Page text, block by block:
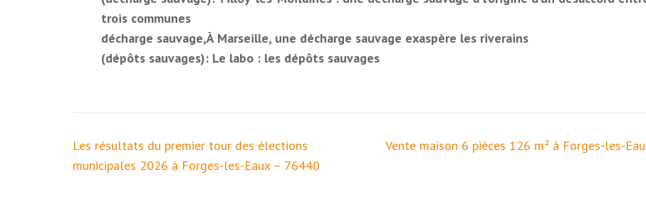
trois communes
décharge sauvage,À Marseille, une décharge sauvage exaspère les riverains
(dépôts sauvages): Le labo : les dépôts sauvages
Navigation
de
Les résultats du premier tour des élections
municipales 2026 à Forges-les-Eaux – 76440
Vente maison 6 pièces 126 m² à Forges-les-